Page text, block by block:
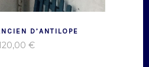
D’ANTILOPE
€